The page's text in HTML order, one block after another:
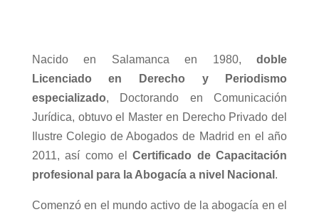
Nacido en Salamanca en 1980,doble
Licenciado en Derecho y Periodismo
especializado, Doctorando en Comunicación
Jurídica, obtuvo el Master en Derecho Privado del
Ilustre Colegio de Abogados de Madrid en el año
2011, así como elCertificado de Capacitación
profesional para la Abogacía a nivel Nacional .
Comenzó en el mundo activo de la abogacía en el